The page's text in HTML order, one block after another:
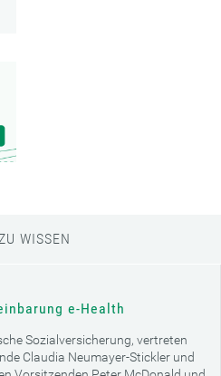
WISSEN
e-Health
Sozialversicherung, vertreten
Claudia Neumayer-Stickler und